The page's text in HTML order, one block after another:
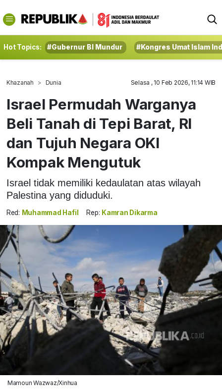
Hot Topics: #Gubernur BI Mundur #Kongres Umat Islam
Khazanah Dunia Selasa , 10 Feb 2026, 11:14 WIB
Israel Permudah Warganya
Beli Tanah di Tepi Barat, RI
dan Tujuh Negara OKI
Kompak Mengutuk
Israel tidak memiliki kedaulatan atas wilayah
Palestina yang diduduki.
Red: Muhammad Hafil Rep: Kamran Dikarma
Mamoun Wazwaz/Xinhua